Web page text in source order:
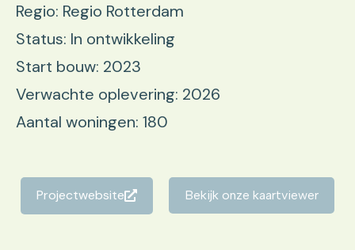
Regio: Regio Rotterdam
Status: In ontwikkeling
Start bouw: 2023
Verwachte oplevering: 2026
Aantal woningen: 180
Projectwebsite Bekijk onze kaartviewer